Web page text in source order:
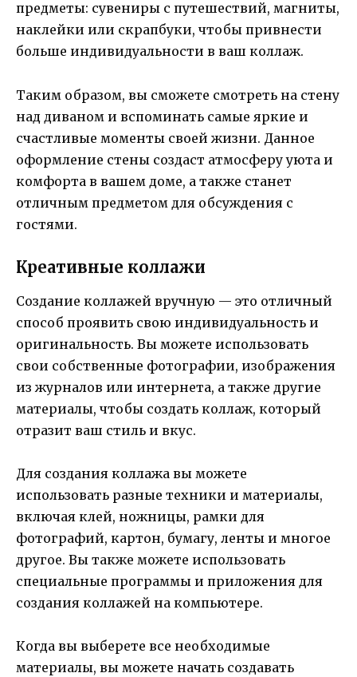
предметы: сувениры с путешествий, магниты,
наклейки или скрапбуки, чтобы привнести
больше индивидуальности в ваш коллаж.
Таким образом, вы сможете смотреть на стену
над диваном и вспоминать самые яркие и
счастливые моменты своей жизни. Данное
оформление стены создаст атмосферу уюта и
комфорта в вашем доме, а также станет
отличным предметом для обсуждения с
гостями.
Креативные коллажи
Создание коллажей вручную — это отличный
способ проявить свою индивидуальность и
оригинальность. Вы можете использовать
свои собственные фотографии, изображения
из журналов или интернета, а также другие
материалы, чтобы создать коллаж, который
отразит ваш стиль и вкус.
Для создания коллажа вы можете
использовать разные техники и материалы,
включая клей, ножницы, рамки для
фотографий, картон, бумагу, ленты и многое
другое. Вы также можете использовать
специальные программы и приложения для
создания коллажей на компьютере.
Когда вы выберете все необходимые
материалы, вы можете начать создавать